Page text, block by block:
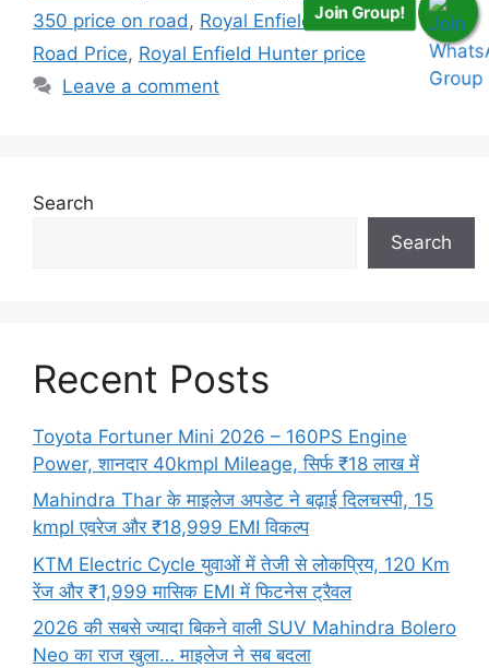
350 price on road , Royal Enfield Hunter on
Road Price, Royal Enfield Hunter price
Leave a comment
Search
Search
Recent Posts
Toyota Fortuner Mini 2026 – 160PS Engine
Power, शानदार 40kmpl Mileage, सिर्फ ₹18 लाख में
Mahindra Thar के माइलेज अपडेट ने बढ़ाई दिलचस्पी, 15
kmpl एवरेज और ₹18,999 EMI विकल्प
KTM Electric Cycle युवाओं में तेजी से लोकप्रिय, 120 Km
रेंज और ₹1,999 मासिक EMI में फिटनेस ट्रैवल
2026 की सबसे ज्यादा बिकने वाली SUV Mahindra Bolero
Neo का राज खुला… माइलेज ने सब बदला
Join Group!